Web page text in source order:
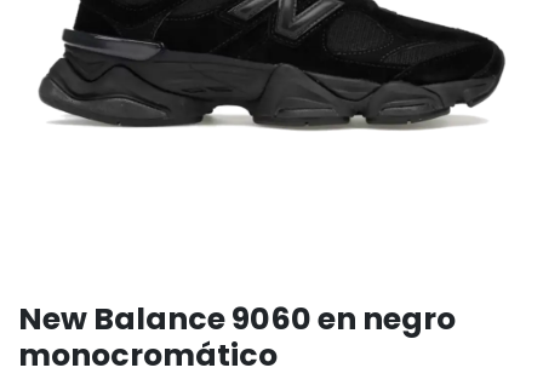
New Balance 9060 en negro
monocromático